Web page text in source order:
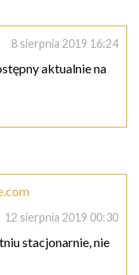
8 sierpnia 2019 16:24
aktualnie na
12 sierpnia 2019 00:30
stacjonarnie, nie